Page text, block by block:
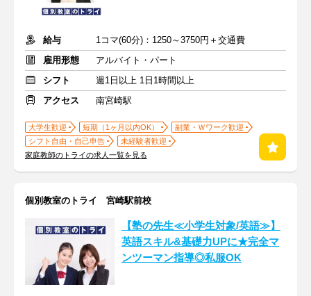
給与
1コマ(60分)：1250～3750円＋交通費
雇用形態
アルバイト・パート
シフト
週1日以上 1日1時間以上
アクセス
南宮崎駅
大学生歓迎 短期（1ヶ月以内OK）
副業・Ｗワーク歓迎
シフト自由・自己申告
未経験者歓迎
家庭教師のトライの求人一覧を見る
個別教室のトライ 宮崎駅前校
【塾の先生≪小学生対象/英語≫】
英語スキル&基礎力UPに★完全マ
ンツーマン指導◎私服OK